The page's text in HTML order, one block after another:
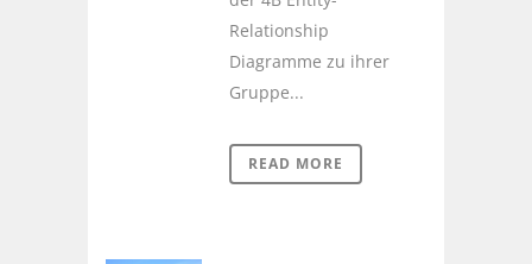
Relationship
Diagramme zu ihrer
Gruppe...
READ MORE